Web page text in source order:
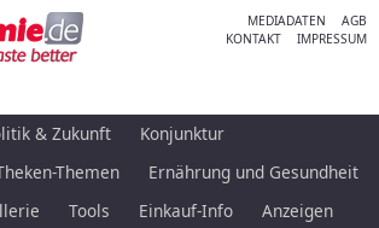
MEDIADATEN
AGB
KONTAKT
IMPRESSUM
& Zukunft
Konjunktur
Themen
Ernährung und Gesundheit
Tools Einkauf-Info
Anzeigen